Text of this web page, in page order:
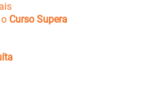
Curso Supera